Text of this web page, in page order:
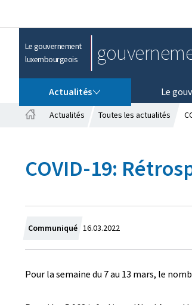
Le gouvernement
luxembourgeois
Actualités Le
u
e
Actualités Toutes les actualités
COVID-19:
Communiqué C
r
é
16.03.2022
Pour la semaine du 7 au 13 mars, le